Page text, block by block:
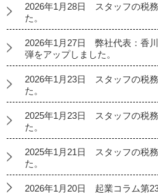
2026年1月28日 スタッフの税
た。
2026年1月27日 弊社代表：香
弾をアップしました。
2026年1月23日 スタッフの税
た。
2025年1月23日 スタッフの税
た。
2025年1月21日 スタッフの税
た。
2026年1月20日 起業コラム第